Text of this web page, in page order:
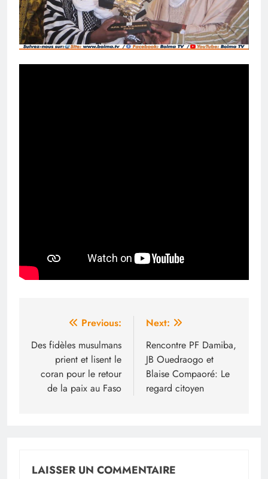
Navigation
de
l’article
Previous:
Des fidèles musulmans
prient et lisent le
coran pour le retour
de la paix au Faso
Next:
Rencontre PF Damiba,
JB Ouedraogo et
Blaise Compaoré: Le
regard citoyen
LAISSER UN COMMENTAIRE